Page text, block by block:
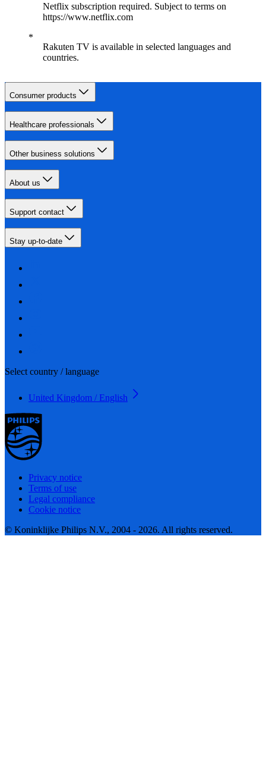
Netflix subscription required. Subject to terms on
https://www.netflix.com
Rakuten TV is available in selected languages and
countries.
Consumer products
Healthcare professionals
Other business solutions
About us
Support contact
Stay up-to-date
Select country / language
United Kingdom / English
Privacy notice
Terms of use
Legal compliance
Cookie notice
© Koninklijke Philips N.V., 2004 - 2026. All rights reserved.